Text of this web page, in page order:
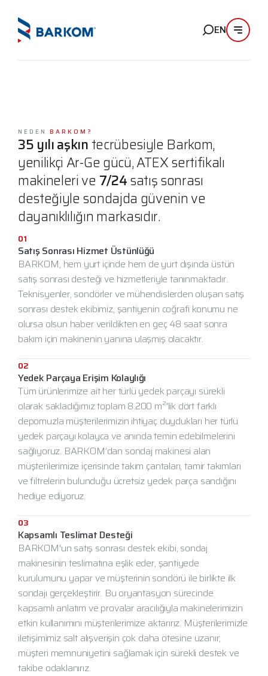
EN
NEDEN BARKOM?
35 yılı aşkın tecrübesiyle Barkom,
yenilikçi Ar-Ge gücü, ATEX sertifikalı
makineleri ve 7/24satış sonrası
desteğiyle sondajda güvenin ve
dayanıklılığın markasıdır.
01
Satış Sonrası Hizmet Üstünlüğü
BARKOM, hem yurt içinde hem de yurt dışında üstün
satış sonrası desteği ve hizmetleriyle tanınmaktadır.
Teknisyenler, sondörler ve mühendislerden oluşan satış
sonrası destek ekibimiz, şantiyenin coğrafi konumu ne
olursa olsun haber verildikten en geç 48 saat sonra
bakım için makinenin yanına ulaşmış olacaktır.
02
Yedek Parçaya Erişim Kolaylığı
Tüm ürünlerimize ait her türlü yedek parçayı sürekli
olarak sakladığımız toplam 8.200 m²'lik dört farklı
depomuzla müşterilerimizin ihtiyaç duydukları her türlü
yedek parçayı kolayca ve anında temin edebilmelerini
sağlıyoruz. BARKOM’dan sondaj makinesi alan
müşterilerimize içerisinde takım çantaları, tamir takımları
ve filtrelerin bulunduğu ücretsiz yedek parça sandığını
hediye ediyoruz.
03
Kapsamlı Teslimat Desteği
BARKOM'un satış sonrası destek ekibi, sondaj
makinesinin teslimatına eşlik eder, şantiyede
kurulumunu yapar ve müşterinin sondörü ile birlikte ilk
sondajı gerçekleştirir. Bu oryantasyon sürecinde
kapsamlı anlatım ve provalar aracılığıyla makinelerimizin
etkin kullanımını müşterilerimize aktarırız. Müşterilerimizle
iletişimimiz salt alışverişin çok daha ötesine uzanır;
müşteri memnuniyetini sağlamak için sürekli destek ve
takibe odaklanırız.